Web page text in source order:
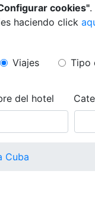
cookies".
haciendo click
Viajes Tipo
del hotel
Cuba